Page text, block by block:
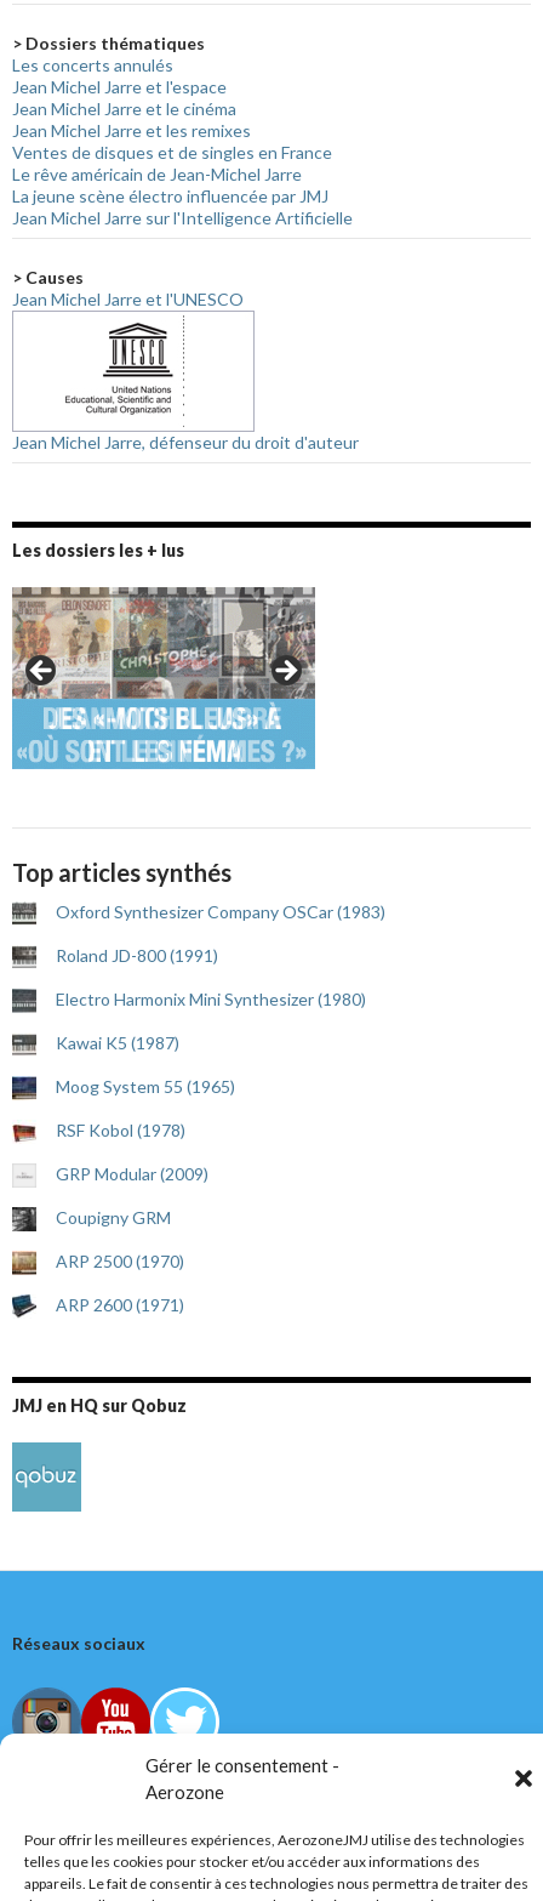
Gérer le consentement -
Aerozone
Pour offrir les meilleures expériences, AerozoneJMJ utilise des technologies
telles que les cookies pour stocker et/ou accéder aux informations des
appareils. Le fait de consentir à ces technologies nous permettra de traiter des
> Dossiers thématiques
Les concerts annulés
Jean Michel Jarre et l'espace
Jean Michel Jarre et le cinéma
Jean Michel Jarre et les remixes
Ventes de disques et de singles en France
Le rêve américain de Jean-Michel Jarre
La jeune scène électro influencée par JMJ
Jean Michel Jarre sur l'Intelligence Artificielle
> Causes
Jean Michel Jarre et l'UNESCO
Jean Michel Jarre, défenseur du droit d'auteur
Les dossiers les + lus
Top articles synthés
Oxford Synthesizer Company OSCar (1983)
Roland JD-800 (1991)
Electro Harmonix Mini Synthesizer (1980)
Kawai K5 (1987)
Moog System 55 (1965)
RSF Kobol (1978)
GRP Modular (2009)
Coupigny GRM
ARP 2500 (1970)
ARP 2600 (1971)
JMJ en HQ sur Qobuz
Réseaux sociaux
Tous droits réservés
AerozoneJMJ.fr© Mars 2006-Août 2026